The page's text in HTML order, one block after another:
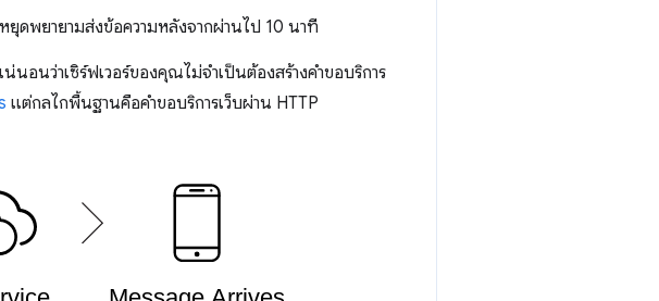
ยุดพยายามส่งข้อความหลังจากผ่านไป 10 นาที
อนว่าเซิร์ฟเวอร์ของคุณไม่จำเป็นต้องสร้างคำขอบริการ
แต่กลไกพื้นฐานคือคำขอบริการเว็บผ่าน HTTP